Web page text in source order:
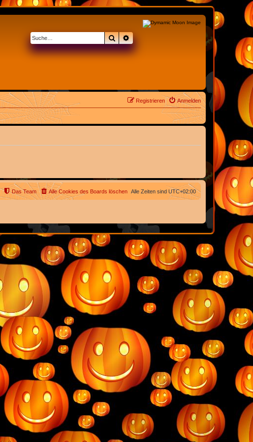
SucheErweiterte Suche
Anmelden
Registrieren
Alle Zeiten sind UTC+02:00
Alle Cookies des Boards löschen
Das Team